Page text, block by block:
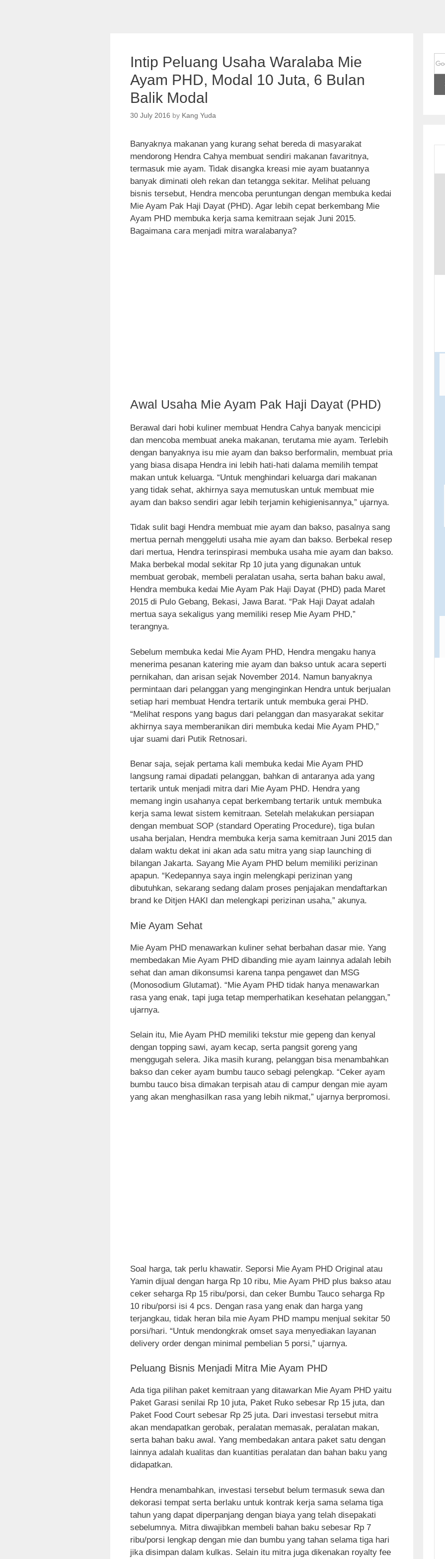
Intip Peluang Usaha Waralaba Mie
Ayam PHD, Modal 10 Juta, 6 Bulan
Balik Modal
30 July 2016 by Kang Yuda
Banyaknya makanan yang kurang sehat bereda di masyarakat
mendorong Hendra Cahya membuat sendiri makanan favaritnya,
termasuk mie ayam. Tidak disangka kreasi mie ayam buatannya
banyak diminati oleh rekan dan tetangga sekitar. Melihat peluang
bisnis tersebut, Hendra mencoba peruntungan dengan membuka kedai
Mie Ayam Pak Haji Dayat (PHD). Agar lebih cepat berkembang Mie
Ayam PHD membuka kerja sama kemitraan sejak Juni 2015.
Bagaimana cara menjadi mitra waralabanya?
Awal Usaha Mie Ayam Pak Haji Dayat (PHD)
Berawal dari hobi kuliner membuat Hendra Cahya banyak mencicipi
dan mencoba membuat aneka makanan, terutama mie ayam. Terlebih
dengan banyaknya isu mie ayam dan bakso berformalin, membuat pria
yang biasa disapa Hendra ini lebih hati-hati dalama memilih tempat
makan untuk keluarga. “Untuk menghindari keluarga dari makanan
yang tidak sehat, akhirnya saya memutuskan untuk membuat mie
ayam dan bakso sendiri agar lebih terjamin kehigienisannya,” ujarnya.
Tidak sulit bagi Hendra membuat mie ayam dan bakso, pasalnya sang
mertua pernah menggeluti usaha mie ayam dan bakso. Berbekal resep
dari mertua, Hendra terinspirasi membuka usaha mie ayam dan bakso.
Maka berbekal modal sekitar Rp 10 juta yang digunakan untuk
membuat gerobak, membeli peralatan usaha, serta bahan baku awal,
Hendra membuka kedai Mie Ayam Pak Haji Dayat (PHD) pada Maret
2015 di Pulo Gebang, Bekasi, Jawa Barat. “Pak Haji Dayat adalah
mertua saya sekaligus yang memiliki resep Mie Ayam PHD,”
terangnya.
Sebelum membuka kedai Mie Ayam PHD, Hendra mengaku hanya
menerima pesanan katering mie ayam dan bakso untuk acara seperti
pernikahan, dan arisan sejak November 2014. Namun banyaknya
permintaan dari pelanggan yang menginginkan Hendra untuk berjualan
setiap hari membuat Hendra tertarik untuk membuka gerai PHD.
“Melihat respons yang bagus dari pelanggan dan masyarakat sekitar
akhirnya saya memberanikan diri membuka kedai Mie Ayam PHD,”
ujar suami dari Putik Retnosari.
Benar saja, sejak pertama kali membuka kedai Mie Ayam PHD
langsung ramai dipadati pelanggan, bahkan di antaranya ada yang
tertarik untuk menjadi mitra dari Mie Ayam PHD. Hendra yang
memang ingin usahanya cepat berkembang tertarik untuk membuka
kerja sama lewat sistem kemitraan. Setelah melakukan persiapan
dengan membuat SOP (standard Operating Procedure), tiga bulan
usaha berjalan, Hendra membuka kerja sama kemitraan Juni 2015 dan
dalam waktu dekat ini akan ada satu mitra yang siap launching di
bilangan Jakarta. Sayang Mie Ayam PHD belum memiliki perizinan
apapun. “Kedepannya saya ingin melengkapi perizinan yang
dibutuhkan, sekarang sedang dalam proses penjajakan mendaftarkan
brand ke Ditjen HAKI dan melengkapi perizinan usaha,” akunya.
Mie Ayam Sehat
Mie Ayam PHD menawarkan kuliner sehat berbahan dasar mie. Yang
membedakan Mie Ayam PHD dibanding mie ayam lainnya adalah lebih
sehat dan aman dikonsumsi karena tanpa pengawet dan MSG
(Monosodium Glutamat). “Mie Ayam PHD tidak hanya menawarkan
rasa yang enak, tapi juga tetap memperhatikan kesehatan pelanggan,”
ujarnya.
Selain itu, Mie Ayam PHD memiliki tekstur mie gepeng dan kenyal
dengan topping sawi, ayam kecap, serta pangsit goreng yang
menggugah selera. Jika masih kurang, pelanggan bisa menambahkan
bakso dan ceker ayam bumbu tauco sebagi pelengkap. “Ceker ayam
bumbu tauco bisa dimakan terpisah atau di campur dengan mie ayam
yang akan menghasilkan rasa yang lebih nikmat,” ujarnya berpromosi.
Soal harga, tak perlu khawatir. Seporsi Mie Ayam PHD Original atau
Yamin dijual dengan harga Rp 10 ribu, Mie Ayam PHD plus bakso atau
ceker seharga Rp 15 ribu/porsi, dan ceker Bumbu Tauco seharga Rp
10 ribu/porsi isi 4 pcs. Dengan rasa yang enak dan harga yang
terjangkau, tidak heran bila mie Ayam PHD mampu menjual sekitar 50
porsi/hari. “Untuk mendongkrak omset saya menyediakan layanan
delivery order dengan minimal pembelian 5 porsi,” ujarnya.
Peluang Bisnis Menjadi Mitra Mie Ayam PHD
Ada tiga pilihan paket kemitraan yang ditawarkan Mie Ayam PHD yaitu
Paket Garasi senilai Rp 10 juta, Paket Ruko sebesar Rp 15 juta, dan
Paket Food Court sebesar Rp 25 juta. Dari investasi tersebut mitra
akan mendapatkan gerobak, peralatan memasak, peralatan makan,
serta bahan baku awal. Yang membedakan antara paket satu dengan
lainnya adalah kualitas dan kuantitias peralatan dan bahan baku yang
didapatkan.
Hendra menambahkan, investasi tersebut belum termasuk sewa dan
dekorasi tempat serta berlaku untuk kontrak kerja sama selama tiga
tahun yang dapat diperpanjang dengan biaya yang telah disepakati
sebelumnya. Mitra diwajibkan membeli bahan baku sebesar Rp 7
ribu/porsi lengkap dengan mie dan bumbu yang tahan selama tiga hari
jika disimpan dalam kulkas. Selain itu mitra juga dikenakan royalty fee